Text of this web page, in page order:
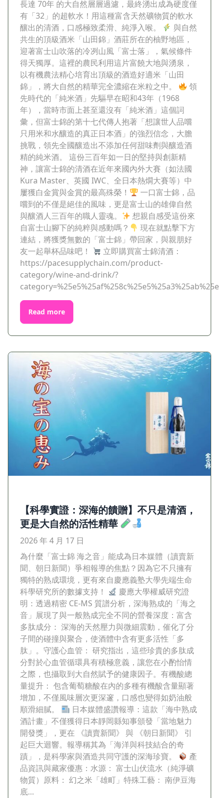
長達 70年 的大自然層層過濾，最終湧出成為硬度僅
有「32」的超軟水！用這種富含天然礦物質的軟水
釀出的清酒，口感極致柔滑、純淨入喉。
與自然
共生的頂級酒米「山田錦」酒莊所在的柚野地區，
迎著富士山吹落的冷冽山風「富士落」，氣候條件
得天獨厚。這裡的農民利用這片富饒大地與湧泉，
以有機農法精心培育出頂級的酒造好適米「山田
錦」，將大自然的精華完全濃縮在米粒之中。
領
先時代的「純米酒」先驅早在昭和43年（1968
年），當時市面上甚至還沒有「純米酒」這個詞
彙，但富士錦的第十七代傳人抱著「想讓世人品嚐
只用米和水釀造的真正日本酒」的強烈信念，大膽
挑戰，領先全國釀造出不添加任何甜味劑與釀造酒
精的純米酒。 這份三百年如一日的堅持與創新精
神，讓富士錦的清酒在近年來國內外大賽（如法國
Kura Master、英國 IWC、全日本熱燗大賽等）中
屢獲白金賞與金賞的最高殊榮！
一口富士錦，品
嚐到的不僅是絕佳的風味，更是富士山的雄偉自然
與釀酒人三百年的職人靈魂。
想親自感受這份來
自富士山腳下的純粹與感動嗎？
現在就點擊下方
連結，將獲獎無數的「富士錦」帶回家，與親朋好
友一起舉杯品味吧！
立即購買富士錦清酒：
https://pacesupplychain.com/product-
category/wine-and-drink/?
Read more
【科學實證：深海的饋贈】不只是清酒，
更是大自然的活性精華
2026 年 4 月 17 日
為什麼「富士錦 海之音」能成為日本媒體（讀賣新
聞、朝日新聞）爭相報導的焦點？因為它不只擁有
獨特的熟成環境，更有來自慶應義塾大學先端生命
科學研究所的數據支持！
慶應大學權威研究證
明：透過精密 CE-MS 質譜分析，深海熟成的「海之
音」展現了與一般熟成完全不同的營養深度：富含
多肽成分： 深海的天然壓力與微細震動，催化了分
子間的碰撞與聚合，使酒體中含有更多活性「多
肽」。守護心血管： 研究指出，這些珍貴的多肽成
分對於心血管循環具有積極意義，讓您在小酌怡情
之際，也攝取到大自然賦予的健康因子。有機酸總
量提升： 包含葡萄糖酸在內的多種有機酸含量顯著
增加，不僅風味層次更深邃，口感也變得如奶油般
順滑細膩。
日本媒體盛讚報導：這款「海中熟成
酒計畫」不僅獲得日本靜岡縣知事頒發「當地魅力
開發獎」，更在 《讀賣新聞》 與 《朝日新聞》 引
起巨大迴響。報導稱其為「海洋與科技結合的奇
蹟」，是科學家與酒造共同守護的深海珍寶。
產
品資訊與藏家優惠：水源： 富士山伏流水（純淨礦
物質）原料： 幻之米「雄町」特殊工藝： 南伊豆海
底…